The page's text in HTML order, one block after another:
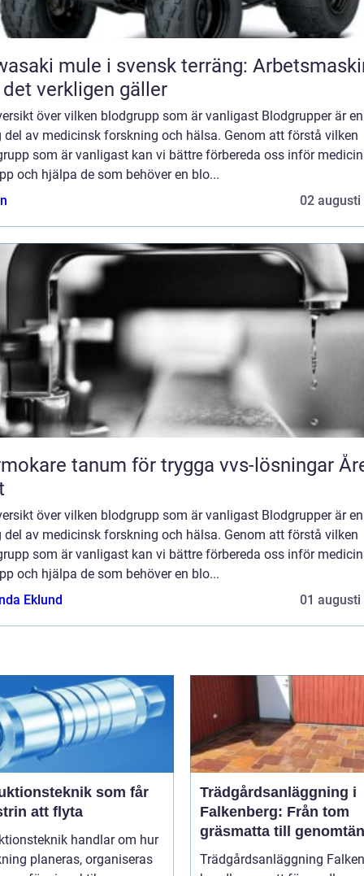
mule i svensk terräng:
verkligen gäller
över vilken blodgrupp som är vanligast Blodgrupper är en
del av medicinsk forskning och hälsa. Genom att förstå vilken
som är vanligast kan vi bättre förbereda oss inför
och hjälpa de som behöver en blo...
02 augusti
tanum för trygga vvs-lösningar
över vilken blodgrupp som är vanligast Blodgrupper är en
del av medicinsk forskning och hälsa. Genom att förstå vilken
som är vanligast kan vi bättre förbereda oss inför
och hjälpa de som behöver en blo...
Eklund
01 augusti
som får
att flyta
handlar om hur
planeras, organiseras
Trädgårdsanläggning i
Falkenberg: Från tom
gräsmatta till
helhet
Trädgårdsanläggning